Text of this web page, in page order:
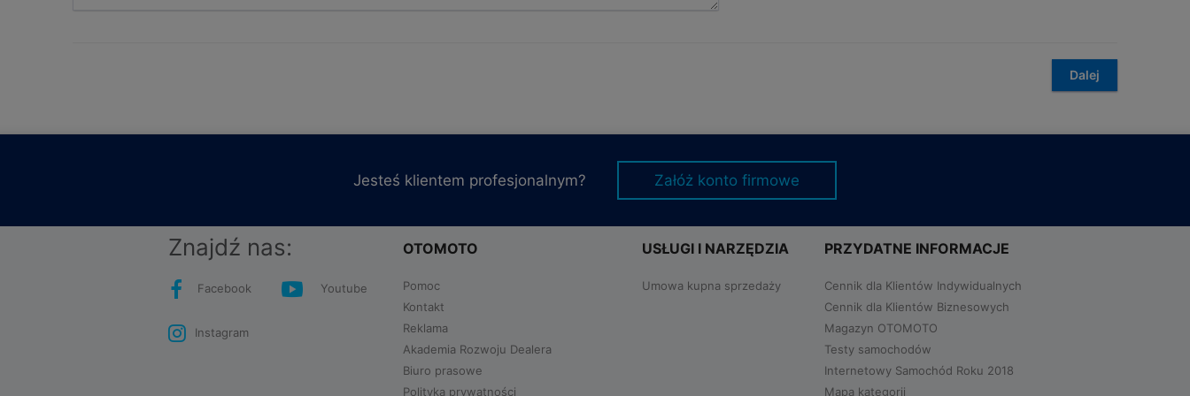
Jesteś klientem profesjonalnym? Załóż konto firmowe
Znajdź nas:
Facebook Youtube
Instagram
OTOMOTO
Pomoc
Kontakt
Reklama
Akademia Rozwoju Dealera
Biuro prasowe
Polityka prywatności
USŁUGI I NARZĘDZIA
Umowa kupna sprzedaży
PRZYDATNE INFORMACJE
Cennik dla Klientów Indywidualnych
Cennik dla Klientów Biznesowych
Magazyn OTOMOTO
Testy samochodów
Internetowy Samochód Roku 2018
Mapa kategorii